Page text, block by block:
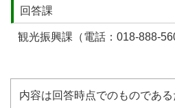
回答課
観光振興課（電話：018-888-
内容は回答時点でのものであ